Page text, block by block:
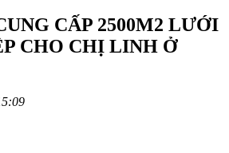
CẤP 2500M2 LƯỚI
CHO CHỊ LINH Ở